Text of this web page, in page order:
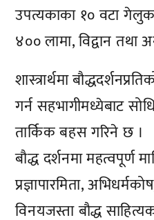
उपत्यकाका १० वटा गेलुक
४०० लामा, विद्वान तथा
शास्त्रार्थमा
गर्न सहभागीमध्येबाट
तार्किक बहस गरिने छ ।
बौद्ध दर्शनमा महत्वपूर्ण
प्रज्ञापारमिता,
विनयजस्ता बौद्ध